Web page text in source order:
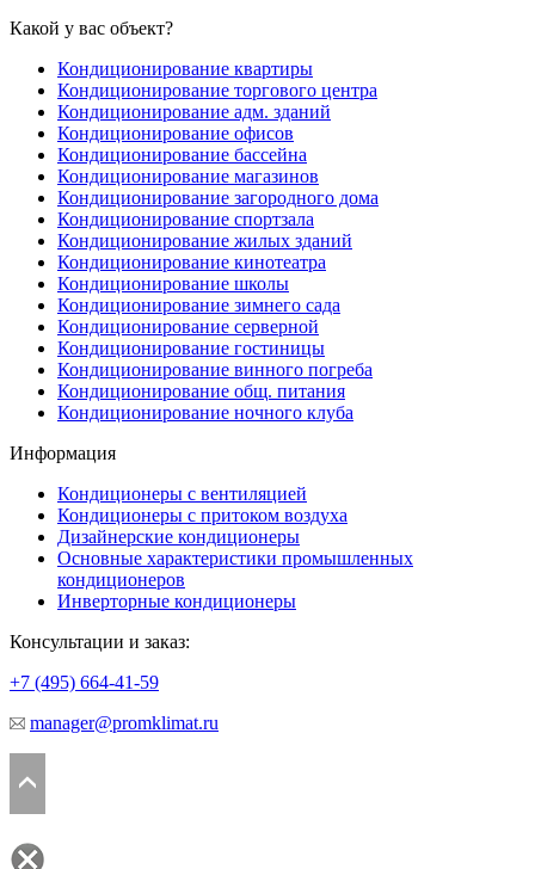
Какой у вас объект?
Кондиционирование квартиры
Кондиционирование торгового центра
Кондиционирование адм. зданий
Кондиционирование офисов
Кондиционирование бассейна
Кондиционирование магазинов
Кондиционирование загородного дома
Кондиционирование спортзала
Кондиционирование жилых зданий
Кондиционирование кинотеатра
Кондиционирование школы
Кондиционирование зимнего сада
Кондиционирование серверной
Кондиционирование гостиницы
Кондиционирование винного погреба
Кондиционирование общ. питания
Кондиционирование ночного клуба
Информация
Кондиционеры с вентиляцией
Кондиционеры с притоком воздуха
Дизайнерские кондиционеры
Основные характеристики промышленных
кондиционеров
Инверторные кондиционеры
Консультации и заказ:
+7 (495) 664-41-59
manager@promklimat.ru